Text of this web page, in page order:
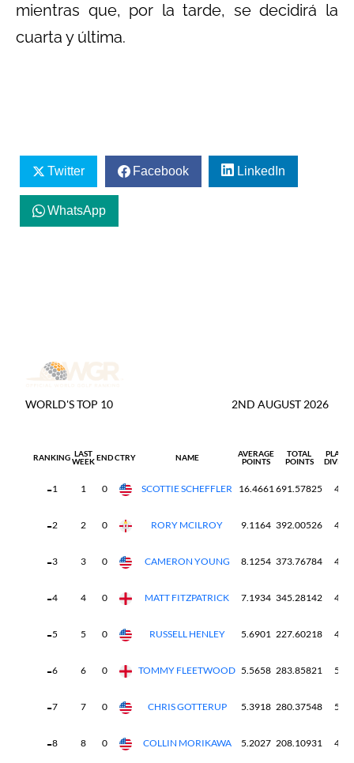
mientras que, por la tarde, se decidirá la
cuarta y última.
Twitter Facebook LinkedIn
WhatsApp